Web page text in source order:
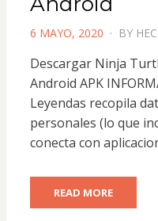
POSTED
6 MAYO, 2020 BY
Descargar Ninja
Android APK
Leyendas recopila
personales (lo que
conecta con
READ MORE